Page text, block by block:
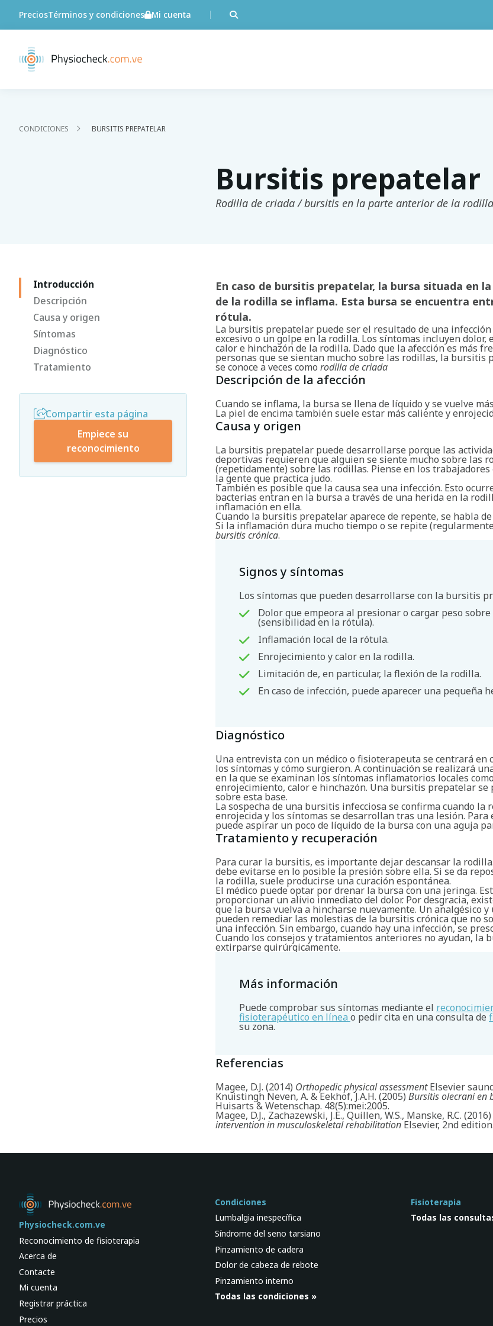
PreciosTérminos y condiciones Mi cuenta
CONDICIONES BURSITIS PREPATELAR
Bursitis prepatelar
Rodilla de criada / bursitis en la parte anterior de la rodilla
Introducción
Descripción
Causa y origen
Síntomas
Diagnóstico
Tratamiento
Compartir esta página
Empiece su
reconocimiento
En caso de bursitis prepatelar, la bursa situada en
de la rodilla se inflama. Esta bursa se encuentra
rótula.
La bursitis prepatelar puede ser el resultado de una
excesivo o un golpe en la rodilla. Los síntomas incluyen dolor,
calor e hinchazón de la rodilla. Dado que la afección es más
personas que se sientan mucho sobre las rodillas, la bursitis
se conoce a veces como rodilla de criada
Descripción de la afección
Cuando se inflama, la bursa se llena de líquido y se vuelve
La piel de encima también suele estar más caliente y
Causa y origen
La bursitis prepatelar puede desarrollarse porque las
deportivas requieren que alguien se siente mucho sobre las
(repetidamente) sobre las rodillas. Piense en los trabajadores
la gente que practica judo.
También es posible que la causa sea una infección. Esto
bacterias entran en la bursa a través de una herida en la
inflamación en ella.
Cuando la bursitis prepatelar aparece de repente, se habla
Si la inflamación dura mucho tiempo o se repite
bursitis crónica.
Signos y síntomas
Los síntomas que pueden desarrollarse con la bursitis
Dolor que empeora al presionar o cargar peso
(sensibilidad en la rótula).
Inflamación local de la rótula.
Enrojecimiento y calor en la rodilla.
Limitación de, en particular, la flexión de la rodilla.
En caso de infección, puede aparecer una pequeña
Diagnóstico
Una entrevista con un médico o fisioterapeuta se centrará en
los síntomas y cómo surgieron. A continuación se realizará
en la que se examinan los síntomas inflamatorios locales
enrojecimiento, calor e hinchazón. Una bursitis prepatelar se
sobre esta base.
La sospecha de una bursitis infecciosa se confirma cuando la
enrojecida y los síntomas se desarrollan tras una lesión. Para
puede aspirar un poco de líquido de la bursa con una aguja
Tratamiento y recuperación
Para curar la bursitis, es importante dejar descansar la
debe evitarse en lo posible la presión sobre ella. Si se da
la rodilla, suele producirse una curación espontánea.
El médico puede optar por drenar la bursa con una jeringa.
proporcionar un alivio inmediato del dolor. Por desgracia,
que la bursa vuelva a hincharse nuevamente. Un analgésico
pueden remediar las molestias de la bursitis crónica que no
una infección. Sin embargo, cuando hay una infección, se
Cuando los consejos y tratamientos anteriores no ayudan, la
extirparse quirúrgicamente.
Más información
Puede comprobar sus síntomas mediante el
fisioterapéutico en línea o pedir cita en una consulta de
su zona.
Referencias
Magee, D.J. (2014) Orthopedic physical assessmentElsevier
Knuistingh Neven, A. & Eekhof, J.A.H. (2005) Bursitis olecrani en
Huisarts & Wetenschap. 48(5):mei:2005.
Magee, D.J., Zachazewski, J.E., Quillen, W.S., Manske, R.C. (2016)
intervention in musculoskeletal rehabilitation Elsevier, 2nd edition.
Physiocheck.com.ve
Reconocimiento de fisioterapia
Acerca de
Contacte
Mi cuenta
Registrar práctica
Precios
Condiciones
Lumbalgia inespecífica
Síndrome del seno tarsiano
Pinzamiento de cadera
Dolor de cabeza de rebote
Pinzamiento interno
Todas las condiciones »
Fisioterapia
Todas las